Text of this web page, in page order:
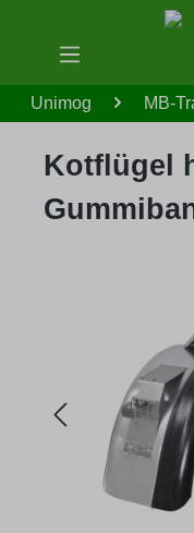
Zum Hauptinhalt springen
Unimog MB-
Kotflügel
Bildergalerie